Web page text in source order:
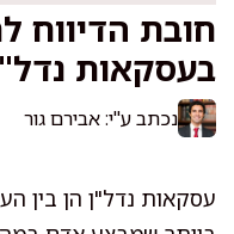
חובת הדיווח
בעסקאות
נכתב ע"י: אבירם גור
עסקאות נדל"ן הן בין